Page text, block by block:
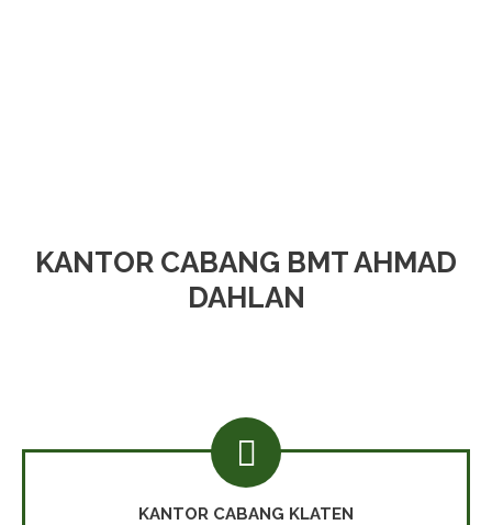
KANTOR CABANG BMT AHMAD
DAHLAN
KANTOR CABANG KLATEN